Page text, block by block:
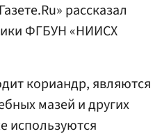
рассказал
ФГБУН «НИИСХ
кориандр, являются
мазей и других
используются